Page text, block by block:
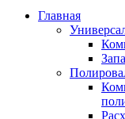
Главная